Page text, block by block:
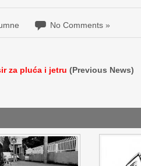
No Comments »
za pluća i jetru (Previous News)